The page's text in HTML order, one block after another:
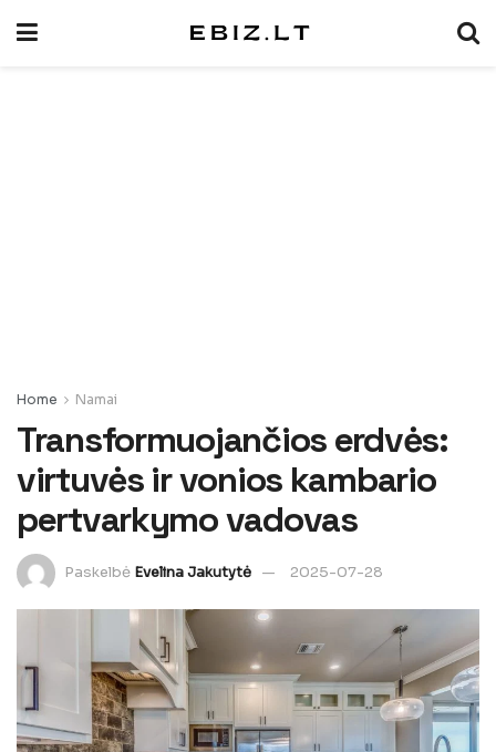
Home Namai
Transformuojančios erdvės:
virtuvės ir vonios kambario
pertvarkymo vadovas
Paskelbė Evelina Jakutytė 2025-07-28